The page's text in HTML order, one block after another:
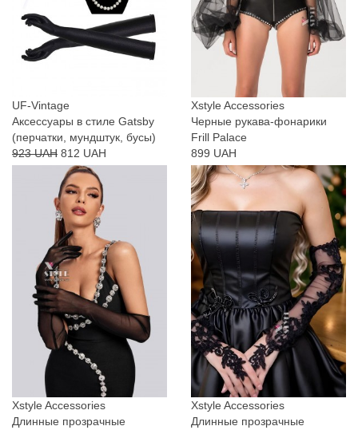
UF-Vintage
Аксессуары в стиле Gatsby
(перчатки, мундштук, бусы)
923 UAH 812 UAH
Xstyle Accessories
Черные рукава-фонарики
Frill Palace
899 UAH
Xstyle Accessories
Длинные прозрачные
Xstyle Accessories
Длинные прозрачные